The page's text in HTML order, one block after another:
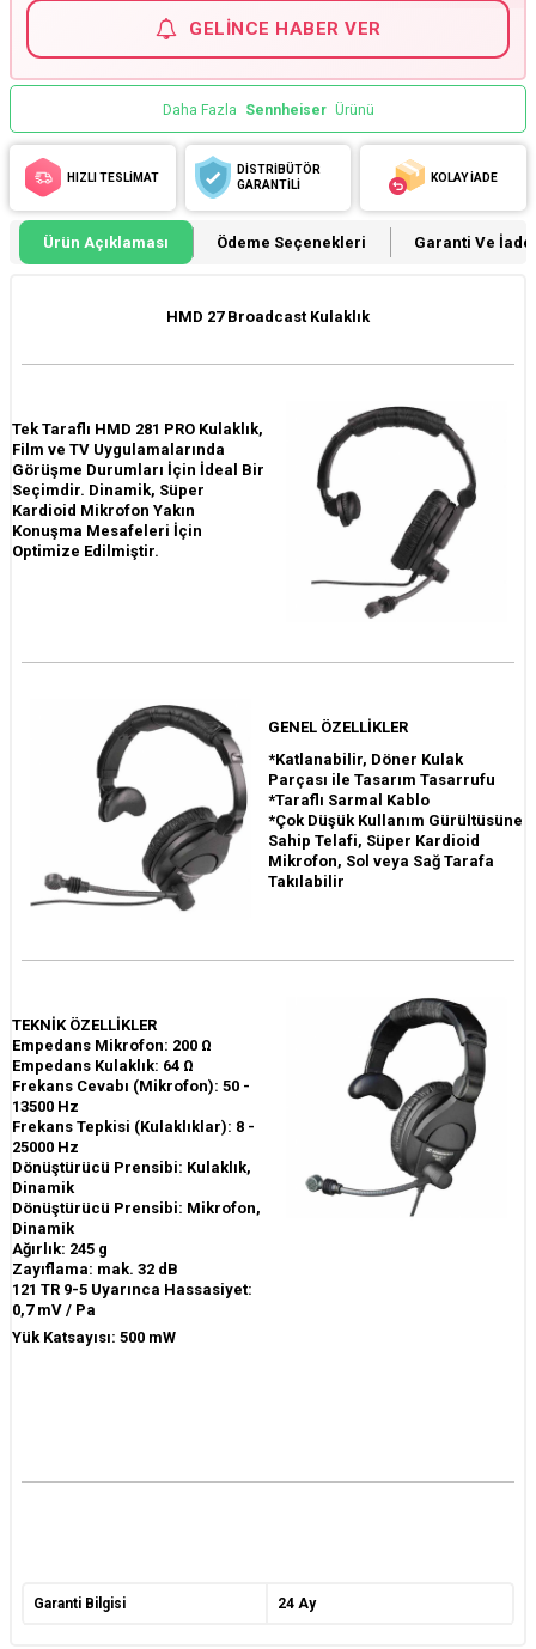
GELINCE HABER VER
Daha Fazla Sennheiser Ürünü
HIZLI TESLİMAT
DİSTRİBÜTÖR
GARANTİLİ
KOLAY İADE
Ürün Açıklaması Ödeme Seçenekleri Garanti Ve İade
HMD 27 Broadcast Kulaklık
Tek Taraflı HMD 281 PRO Kulaklık,
Film ve TV Uygulamalarında
Görüşme Durumları İçin İdeal Bir
Seçimdir. Dinamik, Süper
Kardioid Mikrofon Yakın
Konuşma Mesafeleri İçin
Optimize Edilmiştir.
GENEL ÖZELLİKLER
*Katlanabilir, Döner Kulak
Parçası ile Tasarım Tasarrufu
*Taraflı Sarmal Kablo
*Çok Düşük Kullanım Gürültüsüne
Sahip Telafi, Süper Kardioid
Mikrofon, Sol veya Sağ Tarafa
Takılabilir
TEKNİK ÖZELLİKLER
Empedans Mikrofon: 200 Ω
Empedans Kulaklık: 64 Ω
Frekans Cevabı (Mikrofon): 50 -
13500 Hz
Frekans Tepkisi (Kulaklıklar): 8 -
25000 Hz
Dönüştürücü Prensibi: Kulaklık,
Dinamik
Dönüştürücü Prensibi: Mikrofon,
Dinamik
Ağırlık: 245 g
Zayıflama: mak. 32 dB
121 TR 9-5 Uyarınca Hassasiyet:
0,7 mV / Pa
Yük Katsayısı: 500 mW
Garanti Bilgisi 24 Ay